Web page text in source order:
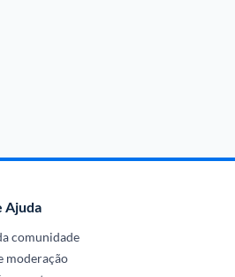
Ajuda
comunidade
moderação